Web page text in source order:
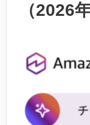
（2026